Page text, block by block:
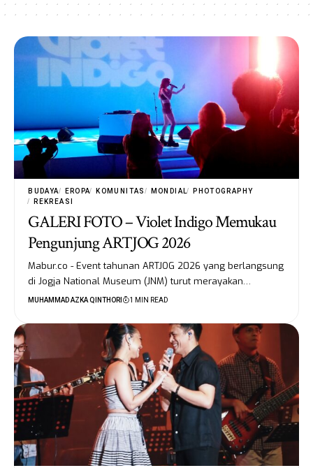
BUDAYA EROPA KOMUNITAS MONDIAL
PHOTOGRAPHY
REKREASI
GALERI FOTO – Violet Indigo Memukau
Pengunjung ARTJOG 2026
Mabur.co - Event tahunan ARTJOG 2026 yang berlangsung
di Jogja National Museum (JNM) turut merayakan…
MUHAMMAD AZKA QINTHORI 1 MIN READ